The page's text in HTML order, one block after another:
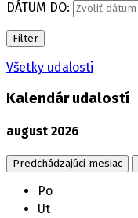
DÁTUM DO:
Filter
Všetky udalosti
Kalendár udalostí
august 2026
Predchádzajúci mesiac
Po
Ut